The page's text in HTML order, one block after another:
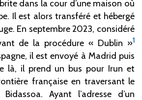
dans la cour d’une maison où
Il est alors transféré et hébergé
En septembre 2023, considéré
de la procédure « Dublin »1
il est envoyé à Madrid puis
là, il prend un bus pour Irun et
française en traversant le
Ayant l’adresse d’un